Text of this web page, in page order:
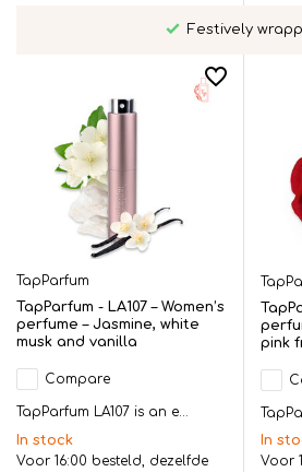
Festively
TapParfum
TapParfum - LA107 – Women’s
perfume – Jasmine, white
musk and vanilla
Compare
TapParfum LA107 is an e...
In stock
Voor 16:00 besteld, dezelfde
pink
In
Voor